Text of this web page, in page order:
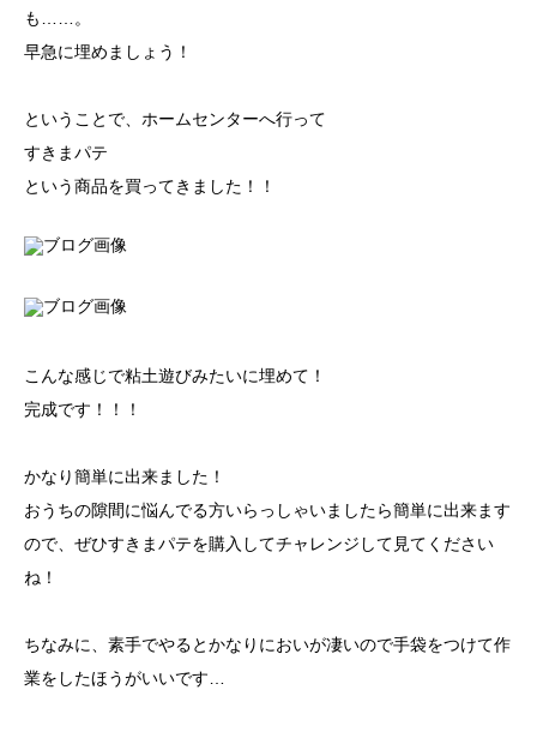
も……。
早急に埋めましょう！
ということで、ホームセンターへ行って
すきまパテ
という商品を買ってきました！！
こんな感じで粘土遊びみたいに埋めて！
完成です！！！
かなり簡単に出来ました！
おうちの隙間に悩んでる方いらっしゃいましたら簡単に出来ます
ので、ぜひすきまパテを購入してチャレンジして見てください
ね！
ちなみに、素手でやるとかなりにおいが凄いので手袋をつけて作
業をしたほうがいいです…